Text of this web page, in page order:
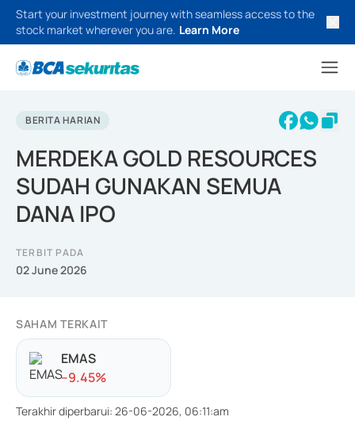
Start your investment journey with seamless access to the
stock market wherever you are. Learn More
BERITA HARIAN
MERDEKA GOLD RESOURCES
SUDAH GUNAKAN SEMUA
DANA IPO
TERBIT PADA
02 June 2026
SAHAM TERKAIT
EMAS
--9.45%
Terakhir diperbarui: 26-06-2026, 06:11:am